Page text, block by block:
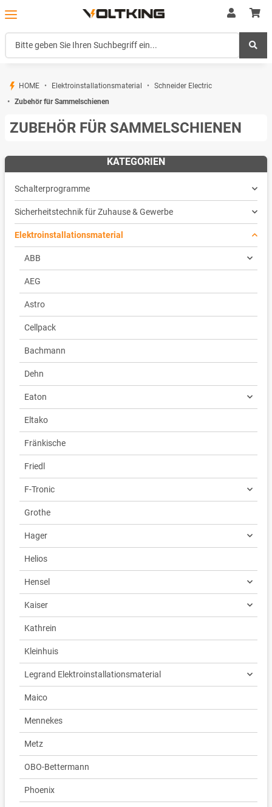
HOME Elektroinstallationsmaterial
Schneider Electric
Zubehör für Sammelschienen
ZUBEHÖR FÜR SAMMELSCHIENEN
KATEGORIEN
Schalterprogramme
Sicherheitstechnik für Zuhause & Gewerbe
Elektroinstallationsmaterial
ABB
AEG
Astro
Cellpack
Bachmann
Dehn
Eaton
Eltako
Fränkische
Friedl
F-Tronic
Grothe
Hager
Helios
Hensel
Kaiser
Kathrein
Kleinhuis
Legrand Elektroinstallationsmaterial
Maico
Mennekes
Metz
OBO-Bettermann
Phoenix